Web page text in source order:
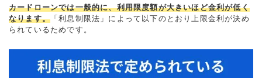
カードローンでは一般的に、利用限度額が大きいほど金利が低く
なります。 「利息制限法」によって以下のとおり上限金利が決め
られているためです。